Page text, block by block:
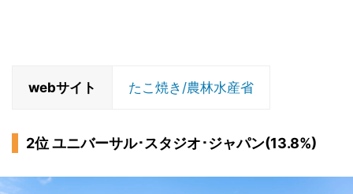
webサイト たこ焼き/農林水産省
2位 ユニバーサル･スタジオ･ジャパン(13.8%)